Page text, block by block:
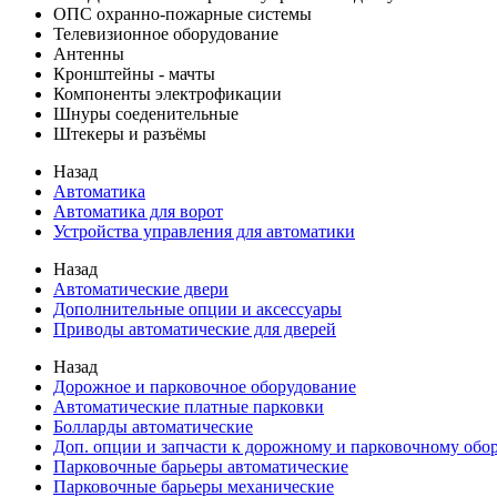
ОПС охранно-пожарные системы
Телевизионное оборудование
Антенны
Кронштейны - мачты
Компоненты электрофикации
Шнуры соеденительные
Штекеры и разъёмы
Назад
Автоматика
Автоматика для ворот
Устройства управления для автоматики
Назад
Автоматические двери
Дополнительные опции и аксессуары
Приводы автоматические для дверей
Назад
Дорожное и парковочное оборудование
Автоматические платные парковки
Болларды автоматические
Доп. опции и запчасти к дорожному и парковочному
Парковочные барьеры автоматические
Парковочные барьеры механические